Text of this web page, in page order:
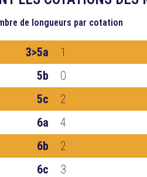
de longueurs par cotation
3>5a
1
5b
0
5c
2
6a
4
6b
2
6c
3